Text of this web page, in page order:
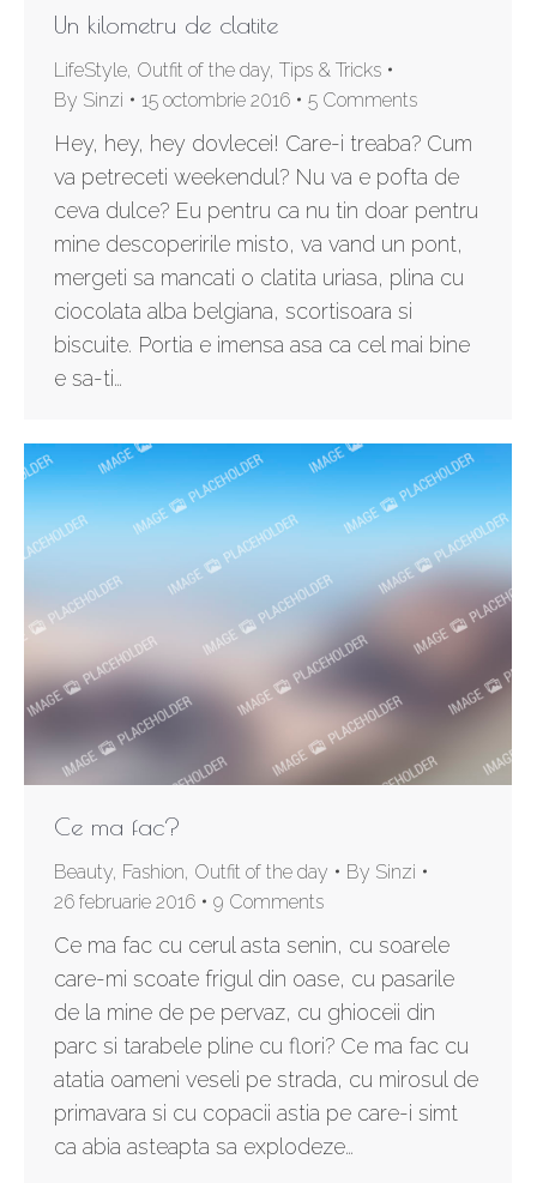
Un kilometru de clatite
LifeStyle, Outfit of the day, Tips & Tricks
By Sinzi 15 octombrie 2016 5 Comments
Hey, hey, hey dovlecei! Care-i treaba? Cum
va petreceti weekendul? Nu va e pofta de
ceva dulce? Eu pentru ca nu tin doar pentru
mine descoperirile misto, va vand un pont,
mergeti sa mancati o clatita uriasa, plina cu
ciocolata alba belgiana, scortisoara si
biscuite. Portia e imensa asa ca cel mai bine
e sa-ti…
Ce ma fac?
Beauty, Fashion, Outfit of the day By Sinzi
26 februarie 2016
9 Comments
Ce ma fac cu cerul asta senin, cu soarele
care-mi scoate frigul din oase, cu pasarile
de la mine de pe pervaz, cu ghioceii din
parc si tarabele pline cu flori? Ce ma fac cu
atatia oameni veseli pe strada, cu mirosul de
primavara si cu copacii astia pe care-i simt
ca abia asteapta sa explodeze…